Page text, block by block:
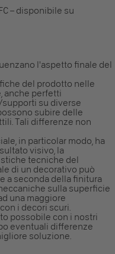
– disponibile su
l'aspetto finale del
del prodotto nelle
anche perfetti
su diverse
subire delle
Tali differenze non
in particolar modo, ha
visivo, la
tecniche del
di un decorativo può
a seconda della finitura
sulla superficie
una maggiore
i decori scuri.
possobile con i nostri
eventuali differenze
soluzione.